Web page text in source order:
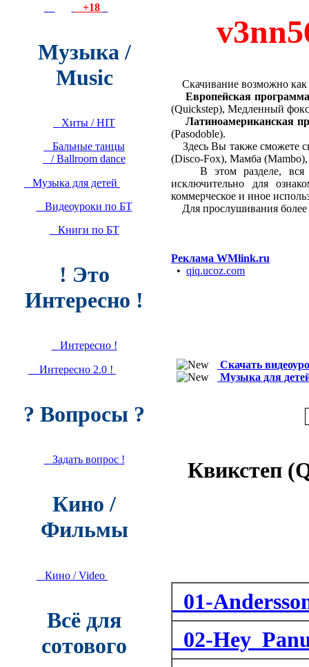
+18
Музыка /
Music
Хиты / HIT
Бальные танцы
/ Ballroom dance
Музыка для детей
Видеоуроки по БТ
Книги по БТ
! Это
Интересно !
Интересно !
Интересно 2.0 !
? Вопросы ?
Задать вопрос !
Кино /
Фильмы
Кино / Video
Всё для
сотового
Скачивание возможно как
Европейская
(Quickstep), Медленный
Латиноамериканская
(Pasodoble).
Здесь Вы также сможете
(Disco-Fox), Мамба
В этом разделе, вся
исключительно для
коммерческое и иное
Для прослушивания
Реклама WMlink.ru
• qiq.ucoz.com
Скачать
Музыка для
Квикстеп
01-
02-